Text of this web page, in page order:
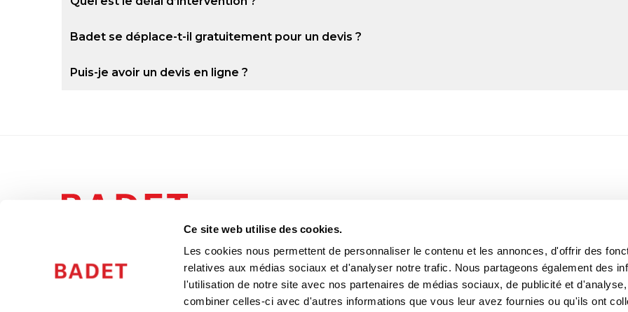
Ce site web utilise des cookies.
Les cookies nous permettent de personnaliser le contenu et les annonces, d'offrir des
relatives aux médias sociaux et d'analyser notre trafic. Nous partageons également des
l'utilisation de notre site avec nos partenaires de médias sociaux, de publicité et
combiner celles-ci avec d'autres informations que vous leur avez fournies ou qu'ils ont
Badet se déplace-t-il gratuitement pour un devis ?
Puis-je avoir un devis en ligne ?